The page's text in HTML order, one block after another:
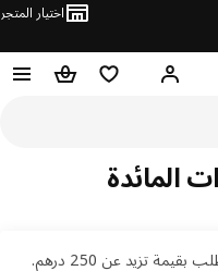
اختيار المتجر
مرحباً! تسجيل الدخول أو
قائمة التسوقسلة التسوق
توصيل مجاني للإكسسوارات عند الطلب بقيمة تزيد عن 250 درهم.